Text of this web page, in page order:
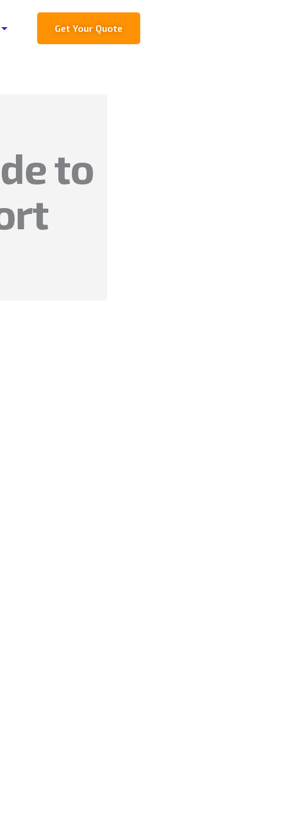
Get Your Quote
to